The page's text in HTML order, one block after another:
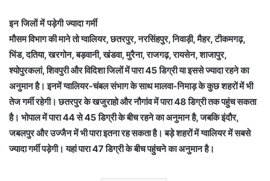
इन जिलों में पड़ेगी ज्यादा गर्मी
मौसम विभाग की माने तो ग्वालियर, छतरपुर, नरसिंहपुर, निवाड़ी, मैहर, टीकमगढ़,
भिंड, दतिया, खरगोन, बड़वानी, खंडवा, मुरैना, राजगढ़, रायसेन, शाजापुर,
श्योपुरकलां, शिवपुरी और विदिशा जिलों में पारा 45 डिग्री या इससे ज्यादा रहने का
अनुमान है। इनमें ग्वालियर-चंबल संभाग के साथ मालवा-निमाड़ के कुछ शहरों में भी
तेज गर्मी रहेगी। छतरपुर के खजुराहो और नौगांव में पारा 48 डिग्री तक पहुंच सकता
है। भोपाल में पारा 44 से 45 डिग्री के बीच रहने का अनुमान है, जबकि इंदौर,
जबलपुर और उज्जैन में भी पारा इतना रह सकता है। बड़े शहरों में ग्वालियर में सबसे
ज्यादा गर्मी पड़ेगी। यहां पारा 47 डिग्री के बीच पहुंचने का अनुमान है।